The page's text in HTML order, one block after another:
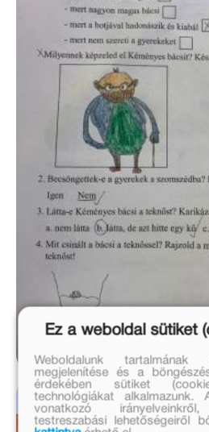
Ez a weboldal sütiket
Weboldalunk tartalmának
megjelenítése és a
érdekében sütiket
technológiákat alkalmazunk.
vonatkozó
testreszabási lehetőségeiről